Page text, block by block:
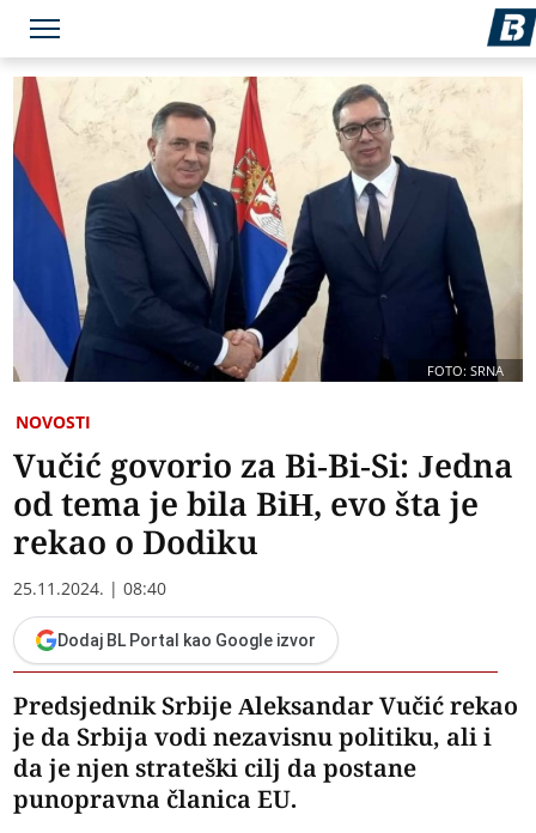
FOTO: SRNA
NOVOSTI
Vučić govorio za Bi-Bi-Si: Jedna
od tema je bila BiH, evo šta je
rekao o Dodiku
25.11.2024. | 08:40
Dodaj BL Portal kao Google izvor
Predsjednik Srbije Aleksandar Vučić rekao
je da Srbija vodi nezavisnu politiku, ali i
da je njen strateški cilj da postane
punopravna članica ЕU.